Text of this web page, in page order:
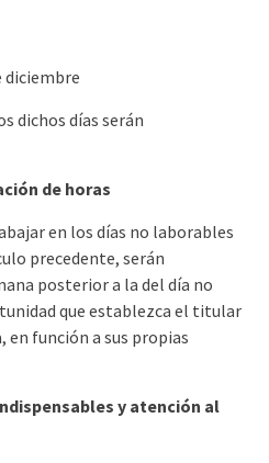
diciembre
dichos días serán
de horas
en los días no laborables
precedente, serán
posterior a la del día no
que establezca el titular
en función a sus propias
y atención al